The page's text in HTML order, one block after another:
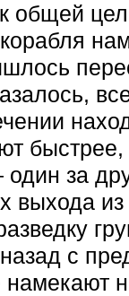
общей
за
выхода из
с